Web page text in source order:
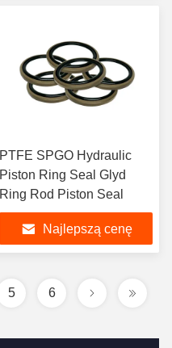
PTFE SPGO Hydraulic
Piston Ring Seal Glyd
Ring Rod Piston Seal
Najlepszą cenę
5 6